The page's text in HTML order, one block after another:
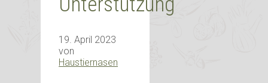
19. April 2023
von
Haustiernasen